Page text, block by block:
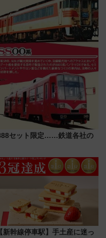
ぶ！ JR空港駅は2面3線化！
セット限定……鉄道各社の
【新幹線停車駅】手土産に迷っ